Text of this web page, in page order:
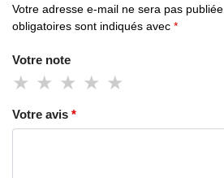
Votre adresse e-mail ne sera pas publiée.
obligatoires sont indiqués avec *
Votre note
Votre avis *